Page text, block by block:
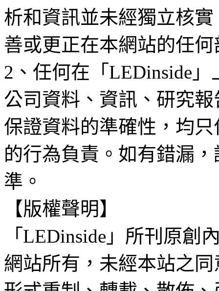
析和資訊並未經獨立核
善或更正在本網站的任
2、任何在「LEDinside
公司資料、資訊、研究
保證資料的準確性，均
的行為負責。如有錯漏
準。
【版權聲明】
「LEDinside」所刊原創
網站所有，未經本站之